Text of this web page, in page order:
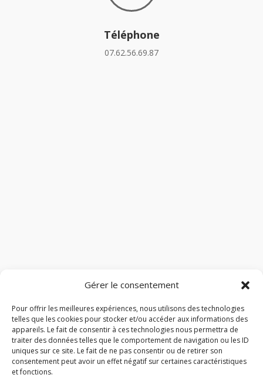
Gérer le consentement
Pour offrir les meilleures expériences, nous utilisons des technologies
telles que les cookies pour stocker et/ou accéder aux informations des
appareils. Le fait de consentir à ces technologies nous permettra de
traiter des données telles que le comportement de navigation ou les ID
uniques sur ce site. Le fait de ne pas consentir ou de retirer son
consentement peut avoir un effet négatif sur certaines caractéristiques
et fonctions.
Téléphone
07.62.56.69.87